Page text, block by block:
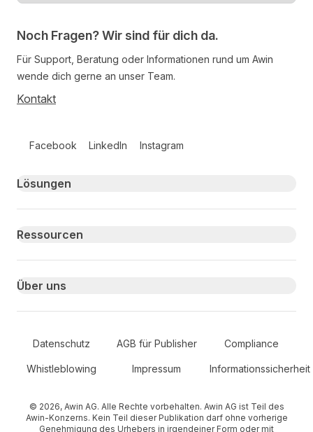
Noch Fragen? Wir sind für dich da.
Für Support, Beratung oder Informationen rund um Awin
wende dich gerne an unser Team.
Kontakt
Facebook LinkedIn Instagram
Primary footer navigation
Lösungen
Ressourcen
Über uns
Secondary Footer Navigation
Datenschutz AGB für Publisher Compliance
Whistleblowing Impressum Informationssicherheit
© 2026, Awin AG. Alle Rechte vorbehalten. Awin AG ist Teil des
Awin-Konzerns. Kein Teil dieser Publikation darf ohne vorherige
Genehmigung des Urhebers in irgendeiner Form oder mit